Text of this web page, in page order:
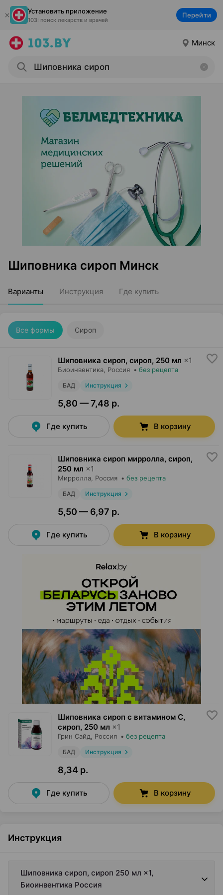
Установить приложение
103: поиск лекарств и врачей
Перейти
Минск
Шиповника сироп Минск
Варианты Инструкция Где купить
Все формы Сироп
Шиповника сироп, сироп, 250 мл ×1
Биоинвентика , Россия • без рецепта
БАД Инструкция
5,80 — 7,48 р.
Где купить В корзину
Шиповника сироп мирролла, сироп,
250 мл ×1
Мирролла , Россия • без рецепта
БАД Инструкция
5,50 — 6,97 р.
Где купить В корзину
Шиповника сироп с витамином C,
сироп, 250 мл ×1
Грин Сайд , Россия • без рецепта
БАД Инструкция
8,34 р.
Где купить В корзину
Инструкция
Шиповника сироп, сироп 250 мл ×1,
Биоинвентика Россия